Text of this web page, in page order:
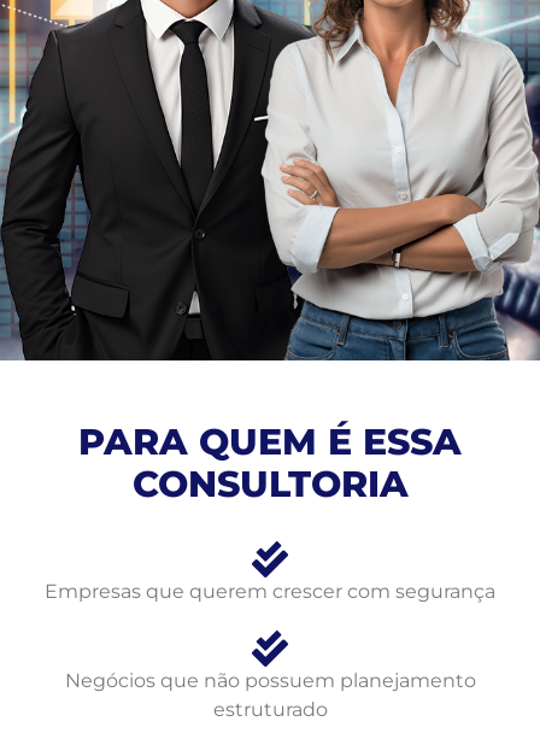
PARA QUEM É ESSA
CONSULTORIA
Empresas que querem crescer com segurança
Negócios que não possuem planejamento
estruturado